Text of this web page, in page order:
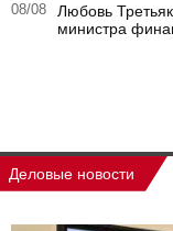
08/08
Любовь
министра
Деловые новости